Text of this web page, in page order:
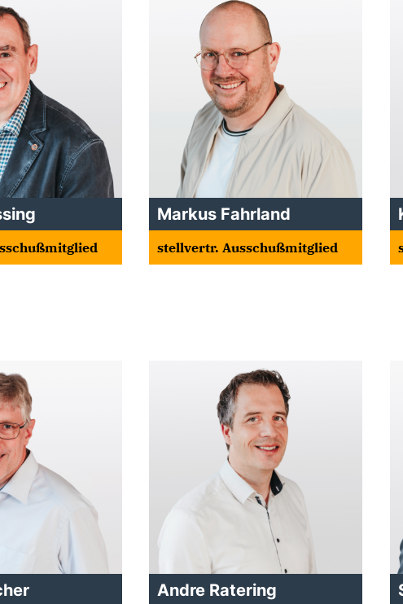
Markus Fahrland
stellvertr. Ausschußmitglied
Andre Ratering